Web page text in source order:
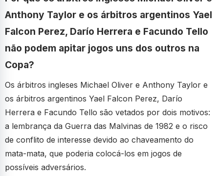
Anthony Taylor e os árbitros argentinos Yael
Falcon Perez, Darío Herrera e Facundo Tello
não podem apitar jogos uns dos outros na
Copa?
Os árbitros ingleses Michael Oliver e Anthony Taylor e
os árbitros argentinos Yael Falcon Perez, Darío
Herrera e Facundo Tello são vetados por dois motivos:
a lembrança da Guerra das Malvinas de 1982 e o risco
de conflito de interesse devido ao chaveamento do
mata-mata, que poderia colocá-los em jogos de
possíveis adversários.